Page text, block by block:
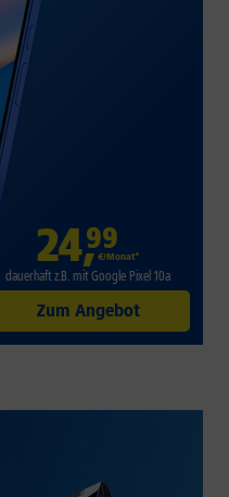
24,99
€/Monat*
dauerhaft z.B. mit Google Pixel 10a
Zum Angebot